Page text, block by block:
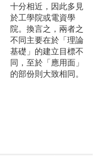
十分相近，因此多見
於工學院或電資學
院。換言之，兩者之
不同主要在於「理論
基礎」的建立目標不
同，至於「應用面」
的部份則大致相同。